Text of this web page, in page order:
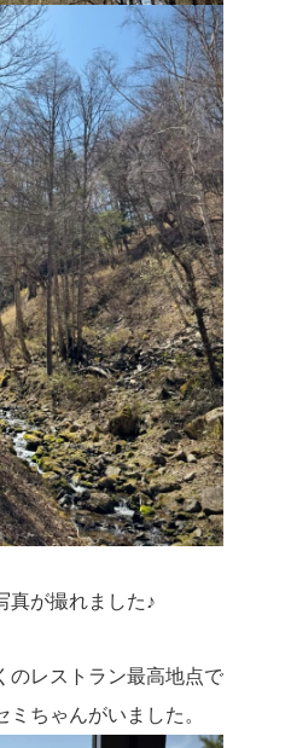
真が撮れました♪
のレストラン最高地点で
ちゃんがいました。